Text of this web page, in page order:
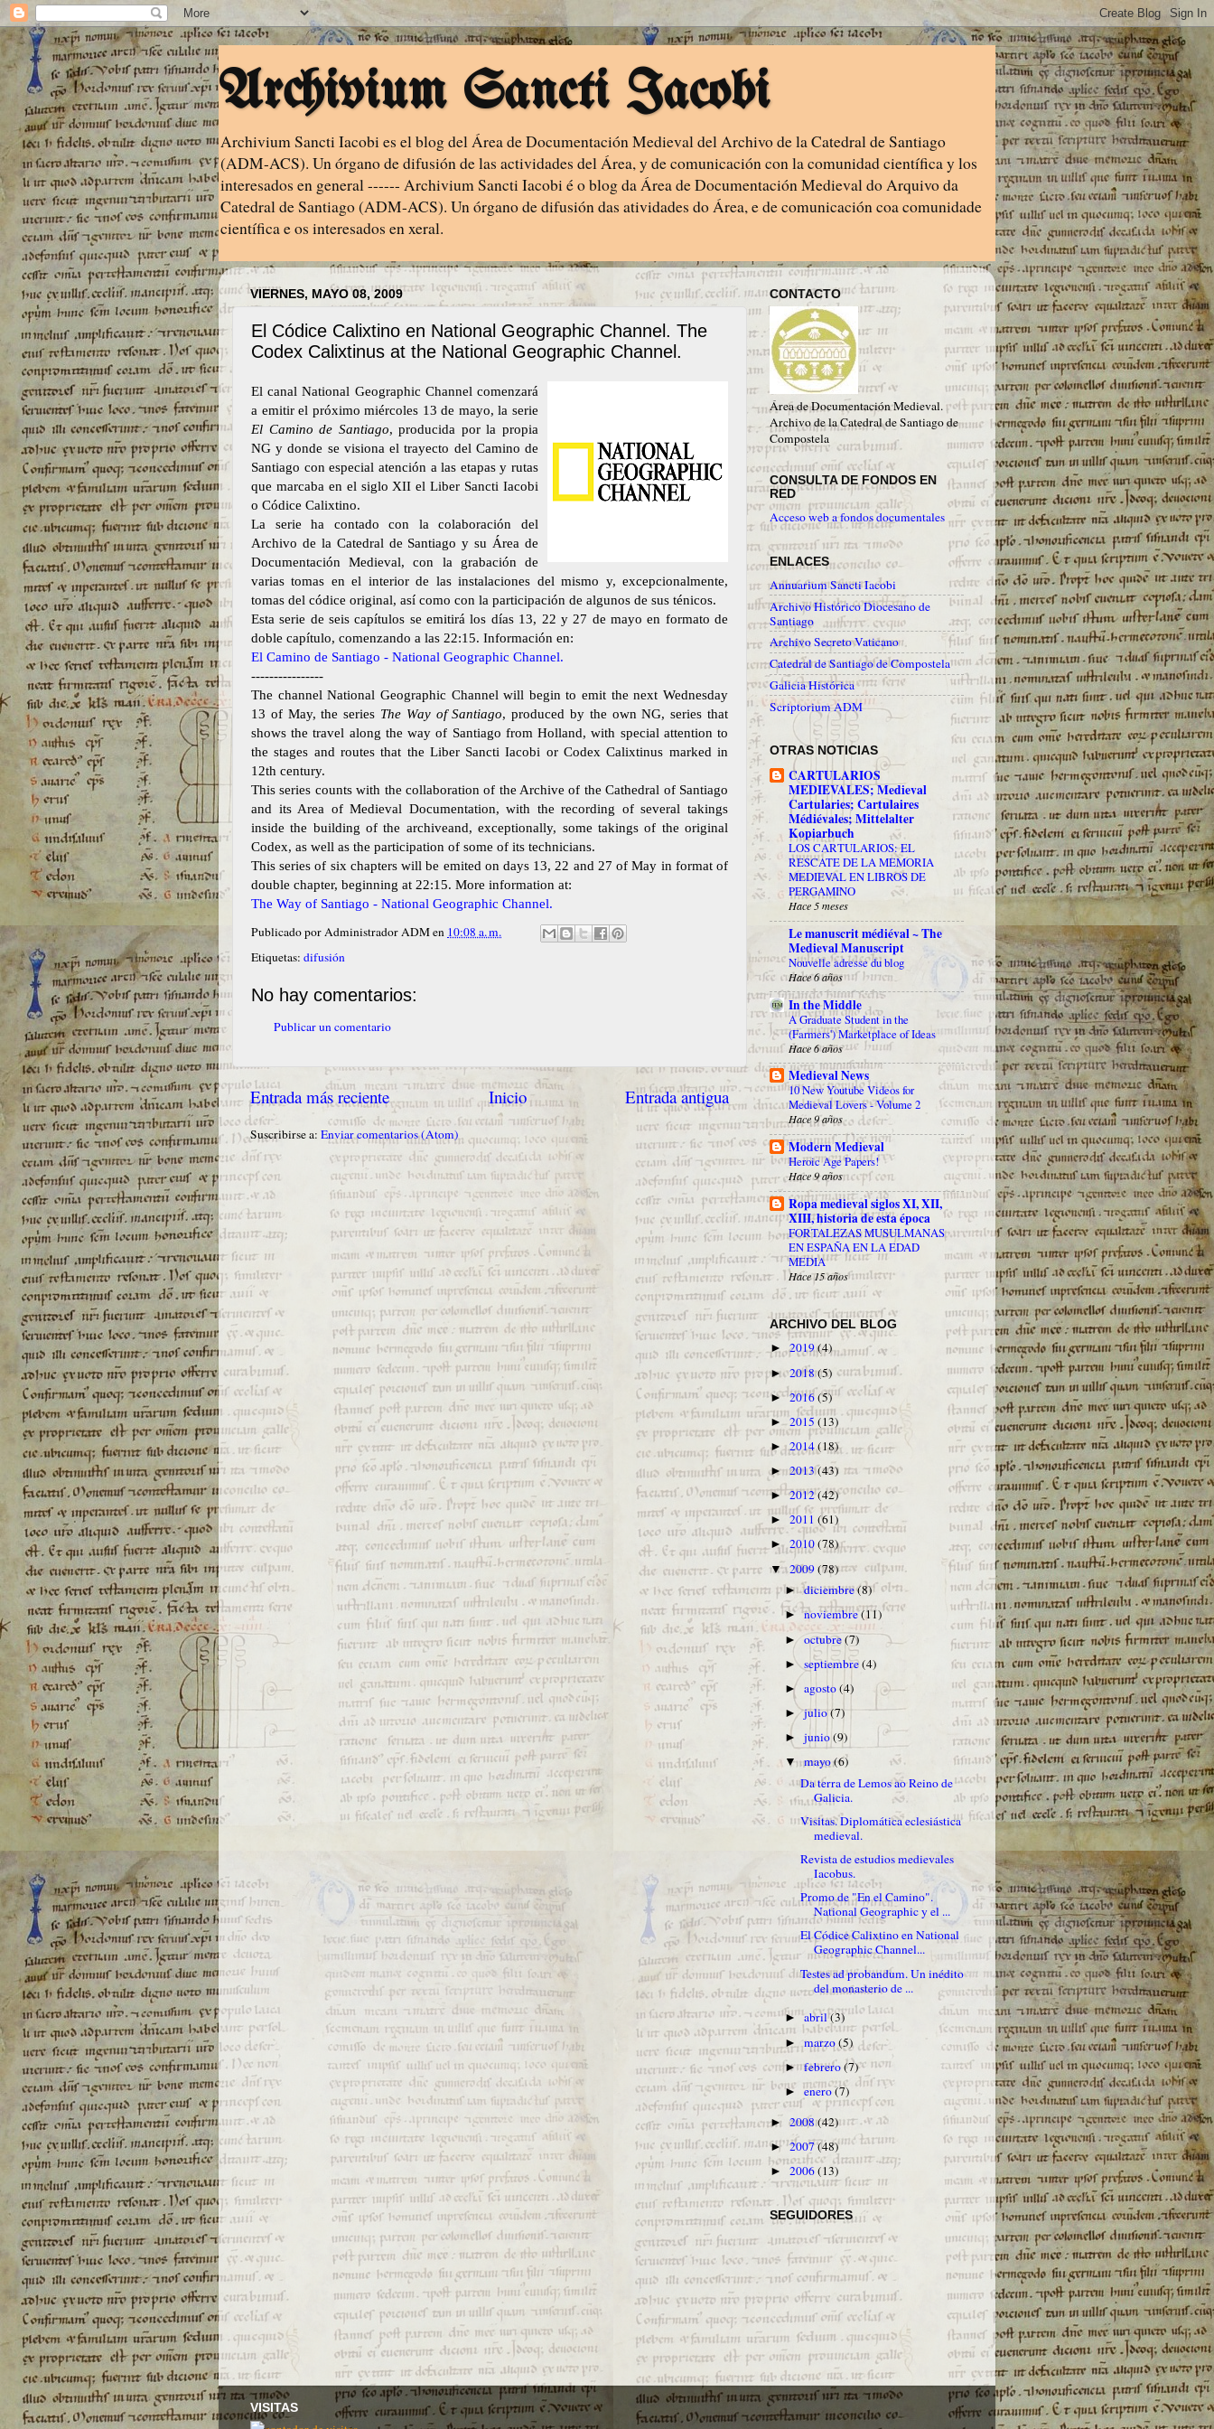
Archivium Sancti Iacobi
Archivium Sancti Iacobi es el blog del Área de Documentación Medieval del Archivo de la Catedral de Santiago
(ADM-ACS). Un órgano de difusión de las actividades del Área, y de comunicación con la comunidad científica y los
interesados en general ------ Archivium Sancti Iacobi é o blog da Área de Documentación Medieval do Arquivo da
Catedral de Santiago (ADM-ACS). Un órgano de difusión das atividades do Área, e de comunicación coa comunidade
científica e os interesados en xeral.
VIERNES, MAYO 08, 2009
El Códice Calixtino en National Geographic Channel. The
Codex Calixtinus at the National Geographic Channel.
El canal National Geographic Channel comenzará
a emitir el próximo miércoles 13 de mayo, la serie
El Camino de Santiago, producida por la propia
NG y donde se visiona el trayecto del Camino de
Santiago con especial atención a las etapas y rutas
que marcaba en el siglo XII el Liber Sancti Iacobi
o Códice Calixtino.
La serie ha contado con la colaboración del
Archivo de la Catedral de Santiago y su Área de
Documentación Medieval, con la grabación de
varias tomas en el interior de las instalaciones del mismo y, excepcionalmente,
tomas del códice original, así como con la participación de algunos de sus ténicos.
Esta serie de seis capítulos se emitirá los días 13, 22 y 27 de mayo en formato de
doble capítulo, comenzando a las 22:15. Información en:
El Camino de Santiago - National Geographic Channel.
----------------
The channel National Geographic Channel will begin to emit the next Wednesday
13 of May, the series The Way of Santiago, produced by the own NG, series that
shows the travel along the way of Santiago from Holland, with special attention to
the stages and routes that the Liber Sancti Iacobi or Codex Calixtinus marked in
12th century.
This series counts with the collaboration of the Archive of the Cathedral of Santiago
and its Area of Medieval Documentation, with the recording of several takings
inside the building of the archiveand, exceptionally, some takings of the original
Codex, as well as the participation of some of its technicians.
This series of six chapters will be emited on days 13, 22 and 27 of May in format of
double chapter, beginning at 22:15. More information at:
The Way of Santiago - National Geographic Channel.
Publicado porAdministrador ADMen 10:08 a. m.
Etiquetas: difusión
No hay comentarios:
Publicar un comentario
Entrada más reciente Entrada antigua
Inicio
Suscribirse a: Enviar comentarios (Atom)
CONTACTO
Área de Documentación Medieval.
Archivo de la Catedral de Santiago de
Compostela
CONSULTA DE FONDOS EN
RED
Acceso web a fondos documentales
ENLACES
Annuarium Sancti Iacobi
Archivo Histórico Diocesano de
Santiago
Archivo Secreto Vaticano
Catedral de Santiago de Compostela
Galicia Histórica
Scriptorium ADM
OTRAS NOTICIAS
CARTULARIOS
MEDIEVALES; Medieval
Cartularies; Cartulaires
Médiévales; Mittelalter
Kopiarbuch
LOS CARTULARIOS: EL
RESCATE DE LA MEMORIA
MEDIEVAL EN LIBROS DE
PERGAMINO
Hace 5 meses
Le manuscrit médiéval ~ The
Medieval Manuscript
Nouvelle adresse du blog
Hace 6 años
In the Middle
A Graduate Student in the
(Farmers') Marketplace of Ideas
Hace 6 años
Medieval News
10 New Youtube Videos for
Medieval Lovers - Volume 2
Hace 9 años
Modern Medieval
Heroic Age Papers!
Hace 9 años
Ropa medieval siglos XI, XII,
XIII, historia de esta época
FORTALEZAS MUSULMANAS
EN ESPAÑA EN LA EDAD
MEDIA
Hace 15 años
ARCHIVO DEL BLOG
►2019(4)
►2018(5)
►2016(5)
► 2015(13)
► 2014(18)
►2013(43)
►2012(42)
► 2011 (61)
► 2010(78)
▼2009(78)
►diciembre(8)
►noviembre(11)
►octubre(7)
►septiembre(4)
►agosto(4)
►julio(7)
►junio(9)
▼mayo(6)
Da terra de Lemos ao Reino de
Galicia.
Visitas. Diplomática eclesiástica
medieval.
Revista de estudios medievales
Iacobus.
Promo de "En el Camino".
National Geographic y el ...
El Códice Calixtino en National
Geographic Channel...
Testes ad probandum. Un inédito
del monasterio de ...
►abril(3)
►marzo(5)
►febrero(7)
►enero(7)
►2008(42)
►2007(48)
► 2006(13)
SEGUIDORES
VISITAS